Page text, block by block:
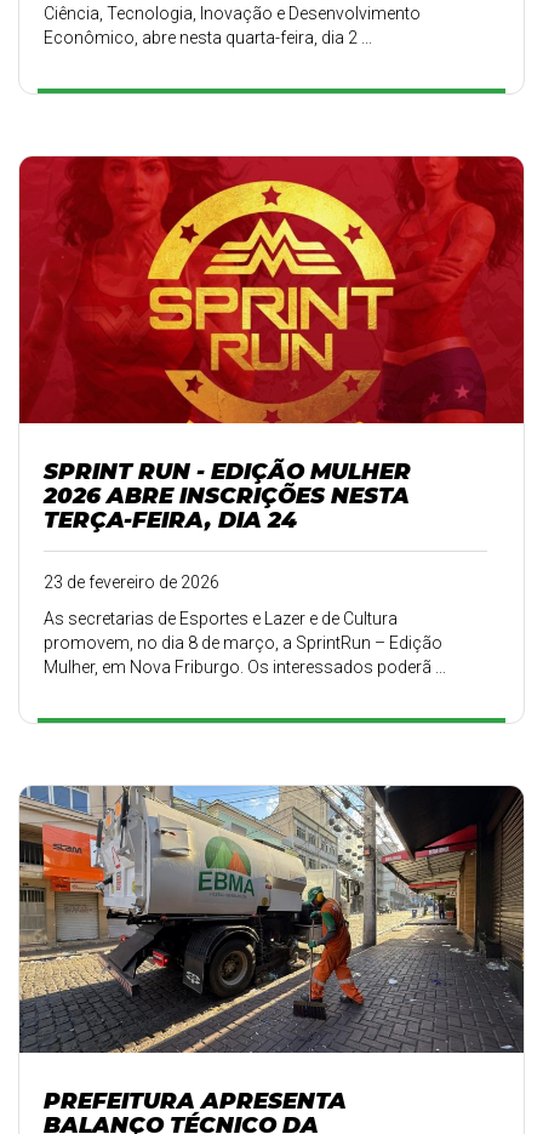
Ciência, Tecnologia, Inovação e Desenvolvimento
Econômico, abre nesta quarta-feira, dia 2 ...
SPRINT RUN - EDIÇÃO MULHER
2026 ABRE INSCRIÇÕES NESTA
TERÇA-FEIRA, DIA 24
23 de fevereiro de 2026
As secretarias de Esportes e Lazer e de Cultura
promovem, no dia 8 de março, a SprintRun – Edição
Mulher, em Nova Friburgo. Os interessados poderã ...
PREFEITURA APRESENTA
BALANÇO TÉCNICO DA